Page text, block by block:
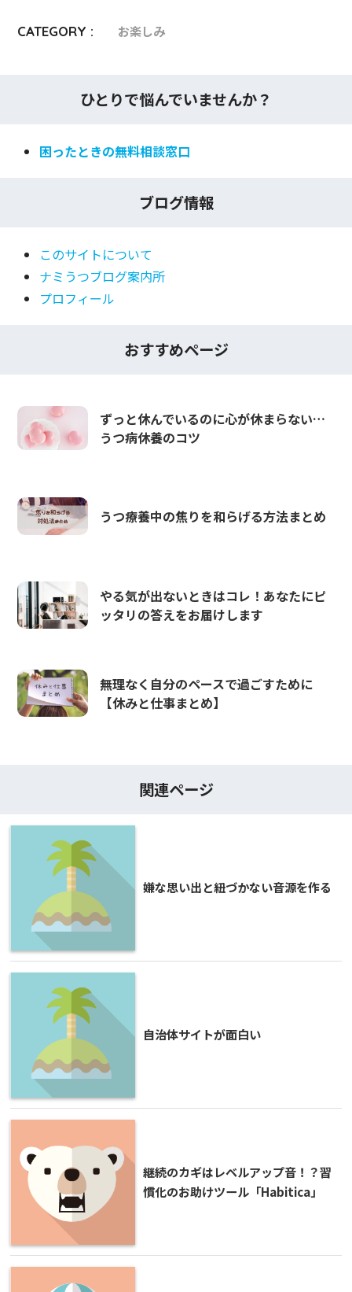
CATEGORY : お楽しみ
ひとりで悩んでいませんか？
困ったときの無料相談窓口
ブログ情報
このサイトについて
ナミうつブログ案内所
プロフィール
おすすめページ
ずっと休んでいるのに心が休まらない…
うつ病休養のコツ
うつ療養中の焦りを和らげる方法まとめ
やる気が出ないときはコレ！あなたにピ
ッタリの答えをお届けします
無理なく自分のペースで過ごすために
【休みと仕事まとめ】
関連ページ
嫌な思い出と紐づかない音源を作る
自治体サイトが面白い
継続のカギはレベルアップ音！？習
慣化のお助けツール「Habitica」